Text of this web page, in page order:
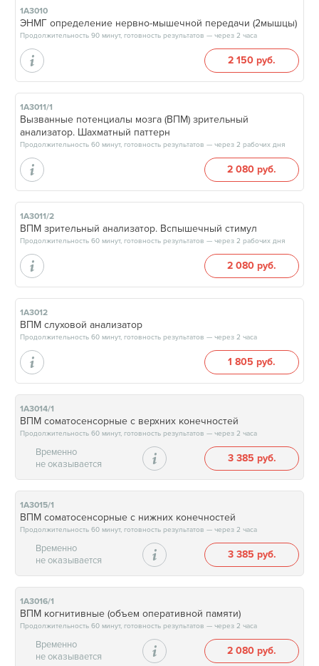
1А3010
ЭНМГ определение нервно-мышечной передачи (2мышцы)
Продолжительность 90 минут, готовность результатов — через 2 часа
2 150 руб.
1А3011/1
Вызванные потенциалы мозга (ВПМ) зрительный
анализатор. Шахматный паттерн
Продолжительность 60 минут, готовность результатов — через 2 рабочих дня
2 080 руб.
1А3011/2
ВПМ зрительный анализатор. Вспышечный стимул
Продолжительность 60 минут, готовность результатов — через 2 рабочих дня
2 080 руб.
1А3012
ВПМ слуховой анализатор
Продолжительность 60 минут, готовность результатов — через 2 часа
1 805 руб.
1А3014/1
ВПМ соматосенсорные с верхних конечностей
Продолжительность 60 минут, готовность результатов — через 2 часа
Временно
не оказывается
3 385 руб.
1А3015/1
ВПМ соматосенсорные с нижних конечностей
Продолжительность 60 минут, готовность результатов — через 2 часа
Временно
не оказывается
3 385 руб.
1А3016/1
ВПМ когнитивные (объем оперативной памяти)
Продолжительность 60 минут, готовность результатов — через 2 часа
Временно
не оказывается
2 080 руб.